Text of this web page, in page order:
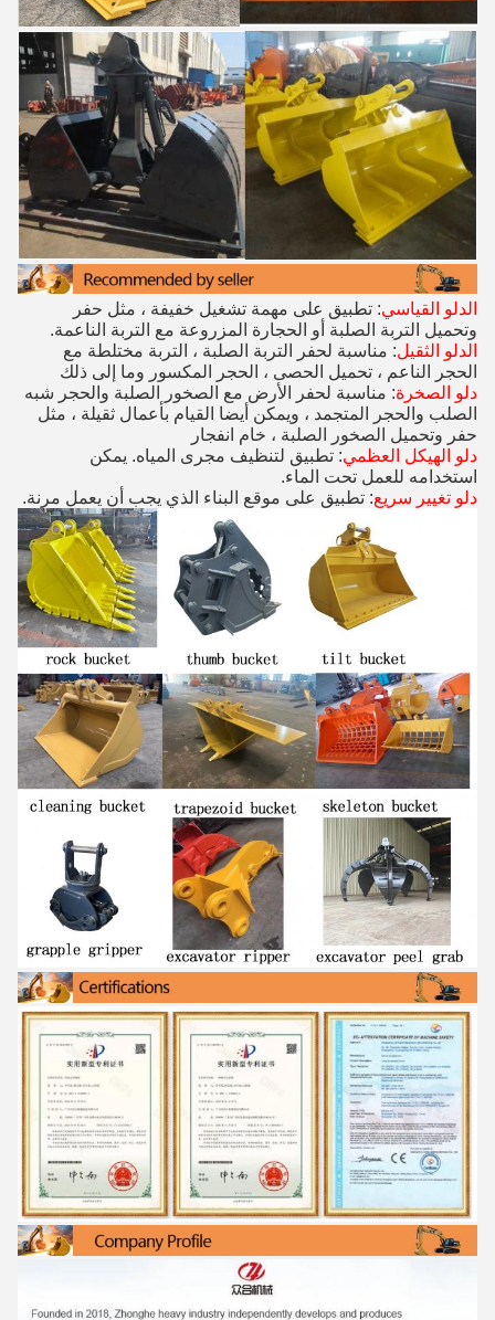
الدلو القياسي: تطبيق على مهمة تشغيل خفيفة ، مثل حفر
وتحميل التربة الصلبة أو الحجارة المزروعة مع التربة الناعمة.
الدلو الثقيل: مناسبة لحفر التربة الصلبة ، التربة مختلطة مع
الحجر الناعم ، تحميل الحصى ، الحجر المكسور وما إلى ذلك
دلو الصخرة: مناسبة لحفر الأرض مع الصخور الصلبة والحجر شبه
الصلب والحجر المتجمد ، ويمكن أيضا القيام بأعمال ثقيلة ، مثل
حفر وتحميل الصخور الصلبة ، خام انفجار
دلو الهيكل العظمي: تطبيق لتنظيف مجرى المياه. يمكن
استخدامه للعمل تحت الماء.
دلو تغيير سريع: تطبيق على موقع البناء الذي يجب أن يعمل مرنة.